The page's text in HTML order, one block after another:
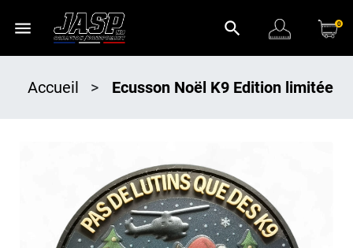
menu search 0
Accueil > Ecusson Noël K9 Edition limitée